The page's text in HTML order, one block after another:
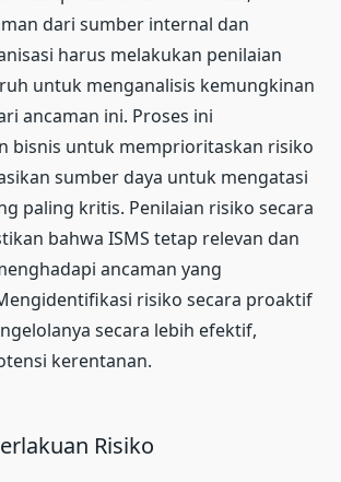
dari sumber internal dan
harus melakukan penilaian
untuk menganalisis kemungkinan
ancaman ini. Proses ini
bisnis untuk memprioritaskan risiko
sumber daya untuk mengatasi
paling kritis. Penilaian risiko secara
bahwa ISMS tetap relevan dan
ancaman yang
risiko secara proaktif
secara lebih efektif,
kerentanan.
Risiko